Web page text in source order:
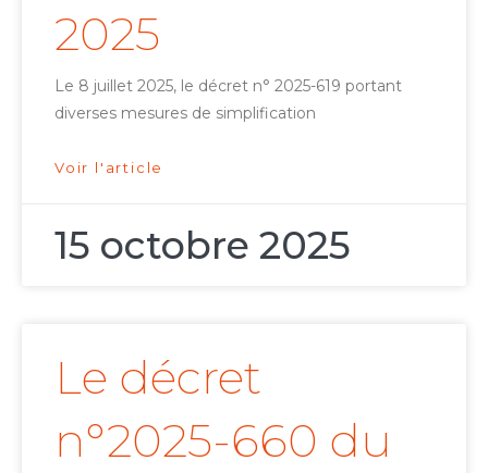
2025
Le 8 juillet 2025, le décret n° 2025-619 portant
diverses mesures de simplification
Voir l'article
15 octobre 2025
Le décret
n°2025-660 du